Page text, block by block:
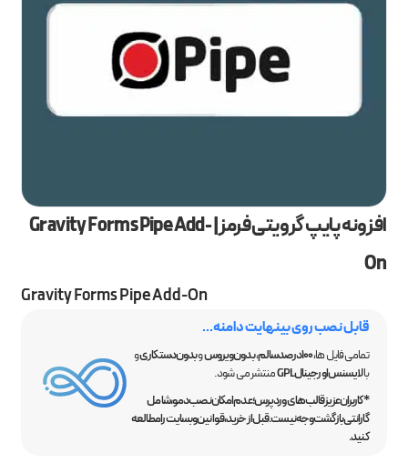
افزونه پایپ گرویتی فرمز | Gravity Forms Pipe Add-
On
Gravity Forms Pipe Add-On
قابل نصب روی بینهایت دامنه...
تمامی فایل ها،100 درصد سالم ،بدون ویروسوبدون دستکاریو
بالایسنس اورجینال GPL
منتشر می شود.
*کاربران عزیز قالب‌های وردپرس؛ عدم امکان نصب دمو، شامل
گارانتی بازگشت وجه نیست. قبل از خرید، قوانین وبسایت را مطالعه
کنید.